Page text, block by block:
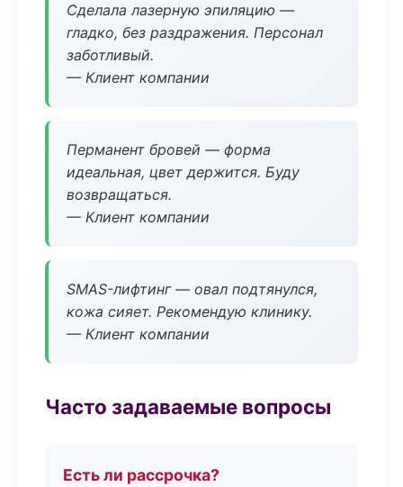
Сделала лазерную эпиляцию —
гладко, без раздражения. Персонал
заботливый.
— Клиент компании
Перманент бровей — форма
идеальная, цвет держится. Буду
возвращаться.
— Клиент компании
SMAS-лифтинг — овал подтянулся,
кожа сияет. Рекомендую клинику.
— Клиент компании
Часто задаваемые вопросы
Есть ли рассрочка?